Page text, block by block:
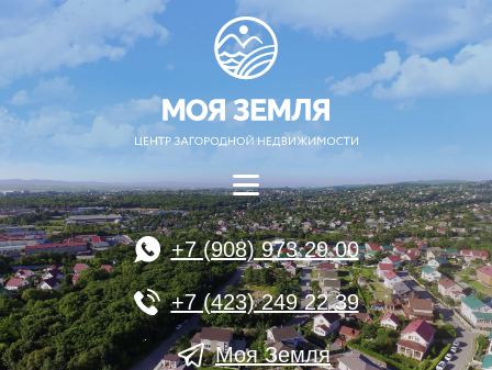
+7 (908) 973 29 00
+7 (423) 249 22 39
Моя Земля